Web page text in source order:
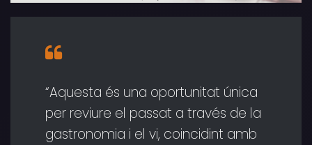
“Aquesta és una oportunitat única
per reviure el passat a través de la
gastronomia i el vi, coincidint amb